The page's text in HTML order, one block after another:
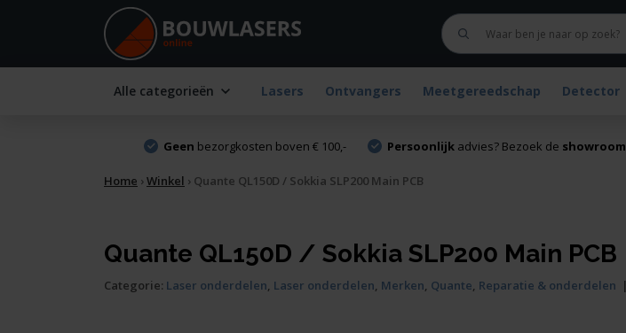
Alle categorieën Lasers Ontvangers Meetgereedschap Detector
Geen bezorgkosten boven € 100,- Persoonlijkadvies? Bezoek de showroom
Home ›Winkel › Quante QL150D / Sokkia SLP200 Main PCB
Quante QL150D / Sokkia SLP200 Main PCB
Categorie: Laser onderdelen, Laser onderdelen, Merken, Quante, Reparatie & onderdelen |